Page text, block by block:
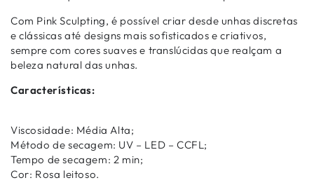
Com Pink Sculpting, é possível criar desde unhas discretas
e clássicas até designs mais sofisticados e criativos,
sempre com cores suaves e translúcidas que realçam a
beleza natural das unhas.
Características:
Viscosidade: Média Alta;
Método de secagem: UV – LED – CCFL;
Tempo de secagem: 2 min;
Cor: Rosa leitoso.